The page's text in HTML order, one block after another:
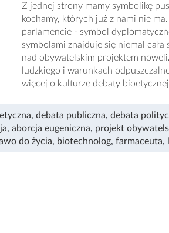
Z jednej strony mamy symbolikę
kochamy, których już z nami nie
parlamencie - symbol
symbolami znajduje się niemal
nad obywatelskim projektem
ludzkiego i warunkach
więcej o kulturze debaty
, debata publiczna, debata
, aborcja eugeniczna, projekt
do życia, biotechnolog, farmaceuta,